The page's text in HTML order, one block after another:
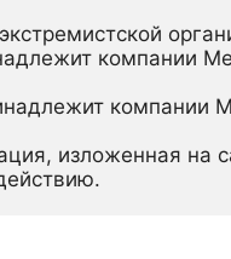
компании
компании
изложенная на